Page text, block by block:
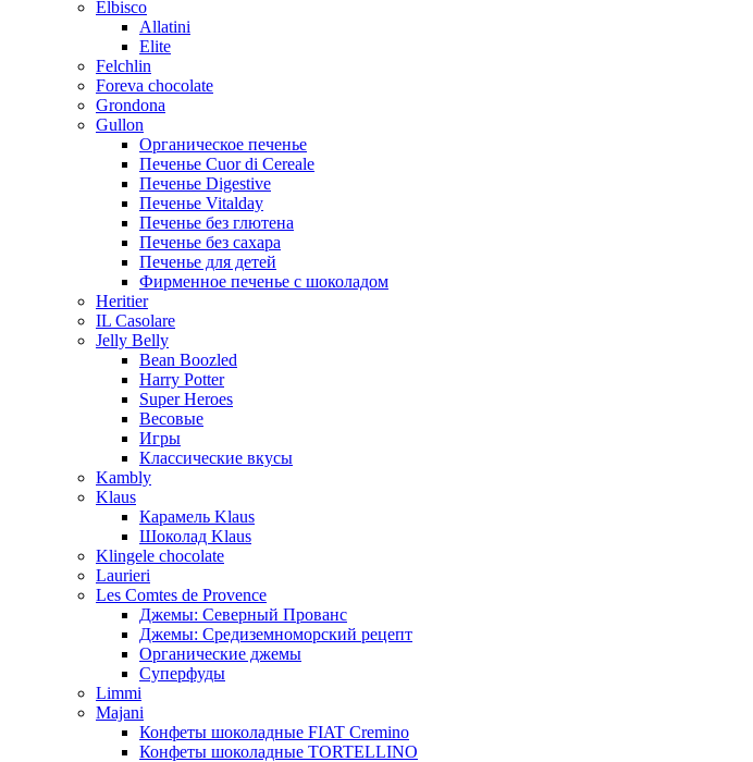
Elbisco
Allatini
Elite
Felchlin
Foreva chocolate
Grondona
Gullon
Органическое печенье
Печенье Cuor di Cereale
Печенье Digestive
Печенье Vitalday
Печенье без глютена
Печенье без сахара
Печенье для детей
Фирменное печенье с шоколадом
Heritier
IL Casolare
Jelly Belly
Bean Boozled
Harry Potter
Super Heroes
Весовые
Игры
Классические вкусы
Kambly
Klaus
Карамель Klaus
Шоколад Klaus
Klingele chocolate
Laurieri
Les Comtes de Provence
Джемы: Северный Прованс
Джемы: Средиземноморский рецепт
Органические джемы
Суперфуды
Limmi
Majani
Конфеты шоколадные FIAT Cremino
Конфеты шоколадные TORTELLINO